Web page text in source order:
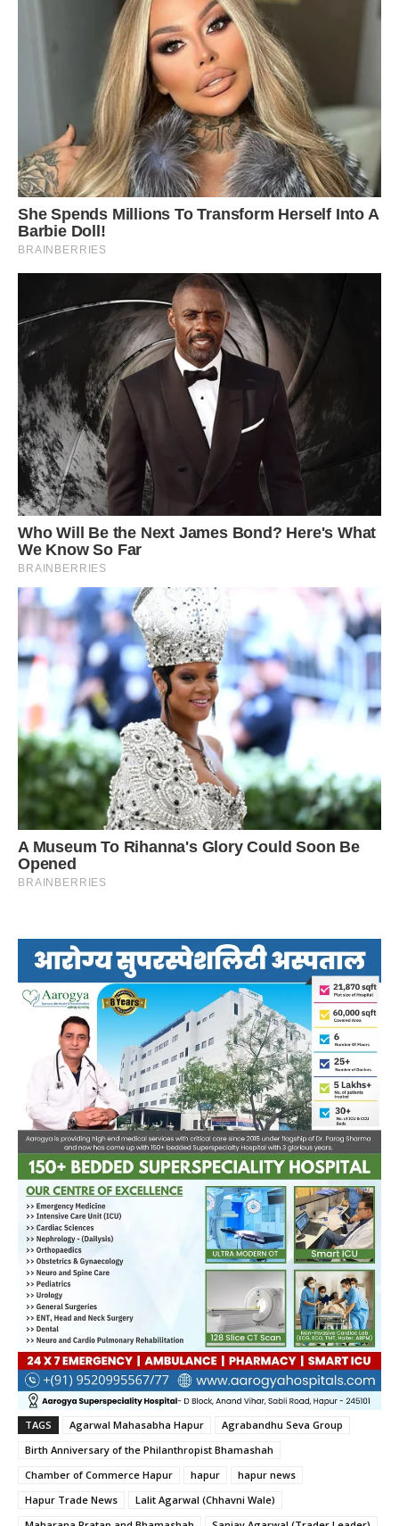
TAGS Agarwal Mahasabha Hapur
Agrabandhu Seva Group
Birth Anniversary of the Philanthropist Bhamashah
Chamber of Commerce Hapur
hapur
hapur news
Hapur Trade News
Lalit Agarwal (Chhavni Wale)